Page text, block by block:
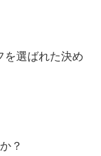
を選ばれた決め
？